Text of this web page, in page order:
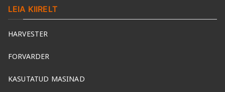
LEIA KIIRELT
HARVESTER
FORVARDER
KASUTATUD MASINAD